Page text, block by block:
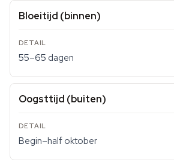
Bloeitijd (binnen)
55–65 dagen
Oogsttijd (buiten)
Begin–half oktober